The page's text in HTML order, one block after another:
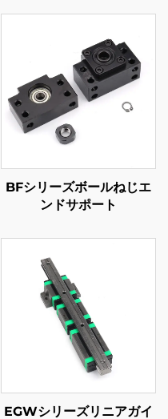
BFシリーズボールねじエ
ンドサポート
EGWシリーズリニアガイ